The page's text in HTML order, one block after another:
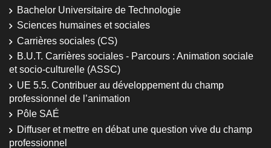
Bachelor Universitaire de Technologie
Sciences humaines et sociales
Carrières sociales (CS)
B.U.T. Carrières sociales - Parcours : Animation sociale
et socio-culturelle (ASSC)
UE 5.5. Contribuer au développement du champ
professionnel de l’animation
Pôle SAÉ
Diffuser et mettre en débat une question vive du champ
professionnel